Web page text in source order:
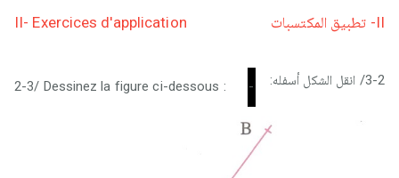
II- Exercices d'application II- تطبيق المكتسبات
2-3/ Dessinez la figure ci-dessous : - 3-2/ انقل الشكل أسفله: